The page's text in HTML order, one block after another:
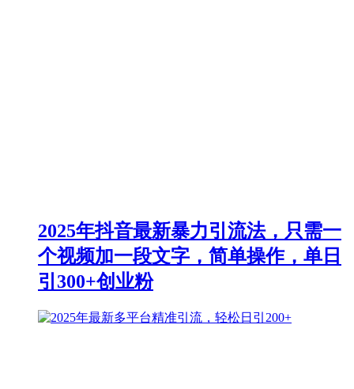
2025年抖音最新暴力引流法，只需一
个视频加一段文字，简单操作，单日
引300+创业粉